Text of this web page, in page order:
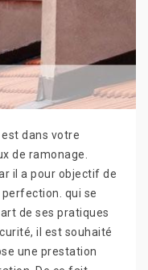
est dans votre
de ramonage.
il a pour objectif de
qui se
de ses pratiques
il est souhaité
une prestation